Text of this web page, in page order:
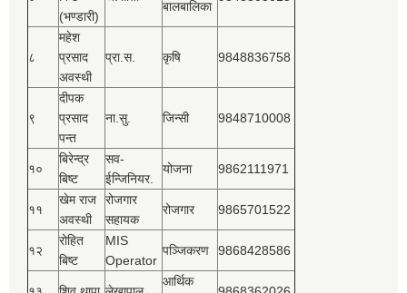
(भण्डारी)
बालबालिका
८
महेश
प्रसाद
अवस्थी
प्रा.स. कृषि 9848836758
९
दीपक
प्रसाद
पन्त
ना.सु. जिन्सी 9848710008
१०
बिरेन्द्र
बिष्‍ट
सव-
ईन्जिनियर.
योजना 9862111971
११
खेम राज
अवस्थी
रोजगार
सहायक
रोजगार 9865701522
१२
रोहित
बिष्‍ट
MIS
Operator
पञ्‍जिकरण 9868428586
आर्थिक